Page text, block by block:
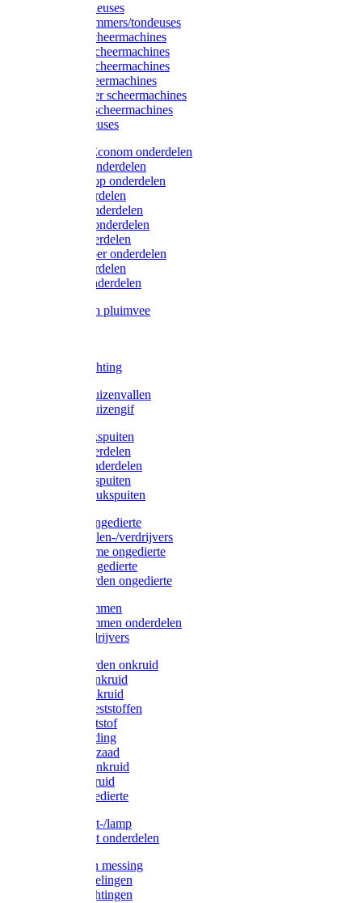
Moser tondeuses
Overige trimmers/tondeuses
Heiniger scheermachines
Hauptner scheermachines
Aesculap scheermachines
Liscop scheermachines
FarmClipper scheermachines
Constanta scheermachines
Wahl tondeuses
Aesculap/Econom onderdelen
Hauptner onderdelen
Lister/Liscop onderdelen
Eider onderdelen
Heiniger onderdelen
Constanta onderdelen
Moser onderdelen
Farm Clipper onderdelen
Oster onderdelen
TailWell onderdelen
Voerbakken pluimvee
LED verlichting
Ratten / Muizenvallen
Ratten / Muizengif
Gloria drukspuiten
Gloria onderdelen
Gardena onderdelen
Dario drukspuiten
Gardena drukspuiten
Diversen ongedierte
Insectenvallen-/verdrijvers
Protect Home ongedierte
Solabiol ongedierte
Protect Garden ongedierte
Mollenklemmen
Mollenklemmen onderdelen
Mollenverdrijvers
Protect Garden onkruid
Diversen onkruid
Solabiol onkruid
Solabiol meststoffen
Pokon meststof
Pokon voeding
Pokon graszaad
Roundup onkruid
Pokon onkruid
Pokon ongedierte
Vliegenkast-/lamp
Vliegenkast onderdelen
Zuigkorven messing
Geka koppelingen
Geka afdichtingen